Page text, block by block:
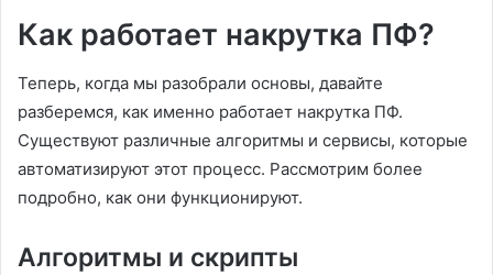
Как работает накрутка ПФ?
Теперь, когда мы разобрали основы, давайте
разберемся, как именно работает накрутка ПФ.
Существуют различные алгоритмы и сервисы, которые
автоматизируют этот процесс. Рассмотрим более
подробно, как они функционируют.
Алгоритмы и скрипты